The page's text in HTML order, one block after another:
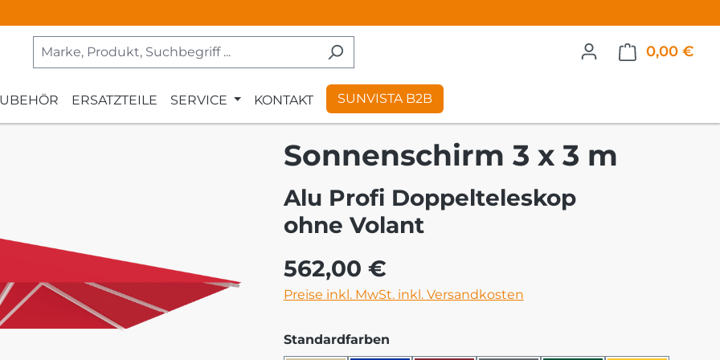
0,00 €
ERSATZTEILE SERVICE KONTAKT SUNVISTA B2B
Sonnenschirm 3 x 3 m
Alu Profi Doppelteleskop
ohne Volant
Regulärer Preis:
562,00 €
Preise inkl. MwSt. inkl. Versandkosten
Standardfarbenauswählen